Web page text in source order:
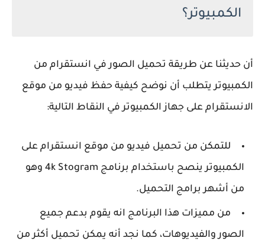
الكمبيوتر؟
أن حديثنا عن طريقة تحميل الصور في انستقرام من
الكمبيوتر يتطلب أن نوضح كيفية حفظ فيديو من موقع
الانستقرام على جهاز الكمبيوتر في النقاط التالية:
للتمكن من تحميل فيديو من موقع انستقرام على
الكمبيوتر ينصح باستخدام برنامج 4k Stogram وهو
من أشهر برامج التحميل.
من مميزات هذا البرنامج انه يقوم بدعم جميع
الصور والفيديوهات، كما نجد أنه يمكن تحميل أكثر من